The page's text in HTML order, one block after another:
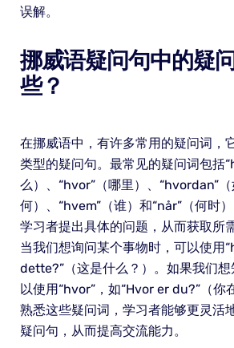
误解。
挪威语疑问句中的疑
些？
在挪威语中，有许多常用的疑问词，
类型的疑问句。最常见的疑问词包括
么）、“hvor”（哪里）、“hvordan”（
何）、“hvem”（谁）和“når”（何时
学习者提出具体的问题，从而获取所
当我们想询问某个事物时，可以使用
dette?”（这是什么？）。如果我们
以使用“hvor”，如“Hvor er du?”（你
熟悉这些疑问词，学习者能够更灵活
疑问句，从而提高交流能力。